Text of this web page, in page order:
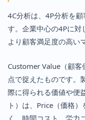
4C分析は、4P分析を
す。企業中心の4Pに対
より顧客満足度の高い
Customer Value（顧
点で捉えたものです。
際に得られる価値や便
ト）は、Price（価格
く、時間コスト、労力